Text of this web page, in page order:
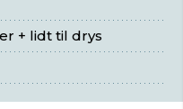
+ lidt til drys